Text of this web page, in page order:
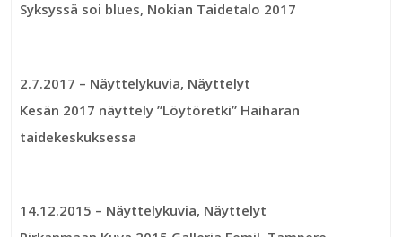
Syksyssä soi blues, Nokian Taidetalo 2017
2.7.2017 – Näyttelykuvia, Näyttelyt
Kesän 2017 näyttely ”Löytöretki” Haiharan
taidekeskuksessa
14.12.2015 – Näyttelykuvia, Näyttelyt